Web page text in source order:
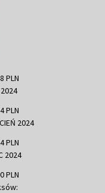
PLN
PLN
2024
PLN
2024
PLN